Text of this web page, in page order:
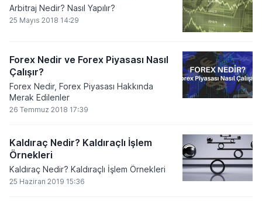
Arbitraj Nedir? Nasıl Yapılır?
25 Mayıs 2018 14:29
Forex Nedir ve Forex Piyasası Nasıl
Çalışır?
Forex Nedir, Forex Piyasası Hakkında
Merak Edilenler
26 Temmuz 2018 17:39
Kaldıraç Nedir? Kaldıraçlı İşlem
Örnekleri
Kaldıraç Nedir? Kaldıraçlı İşlem Örnekleri
25 Haziran 2019 15:36